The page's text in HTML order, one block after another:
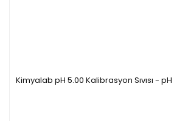
Kimyalab pH 5.00 Kalibrasyon Sıvısı -